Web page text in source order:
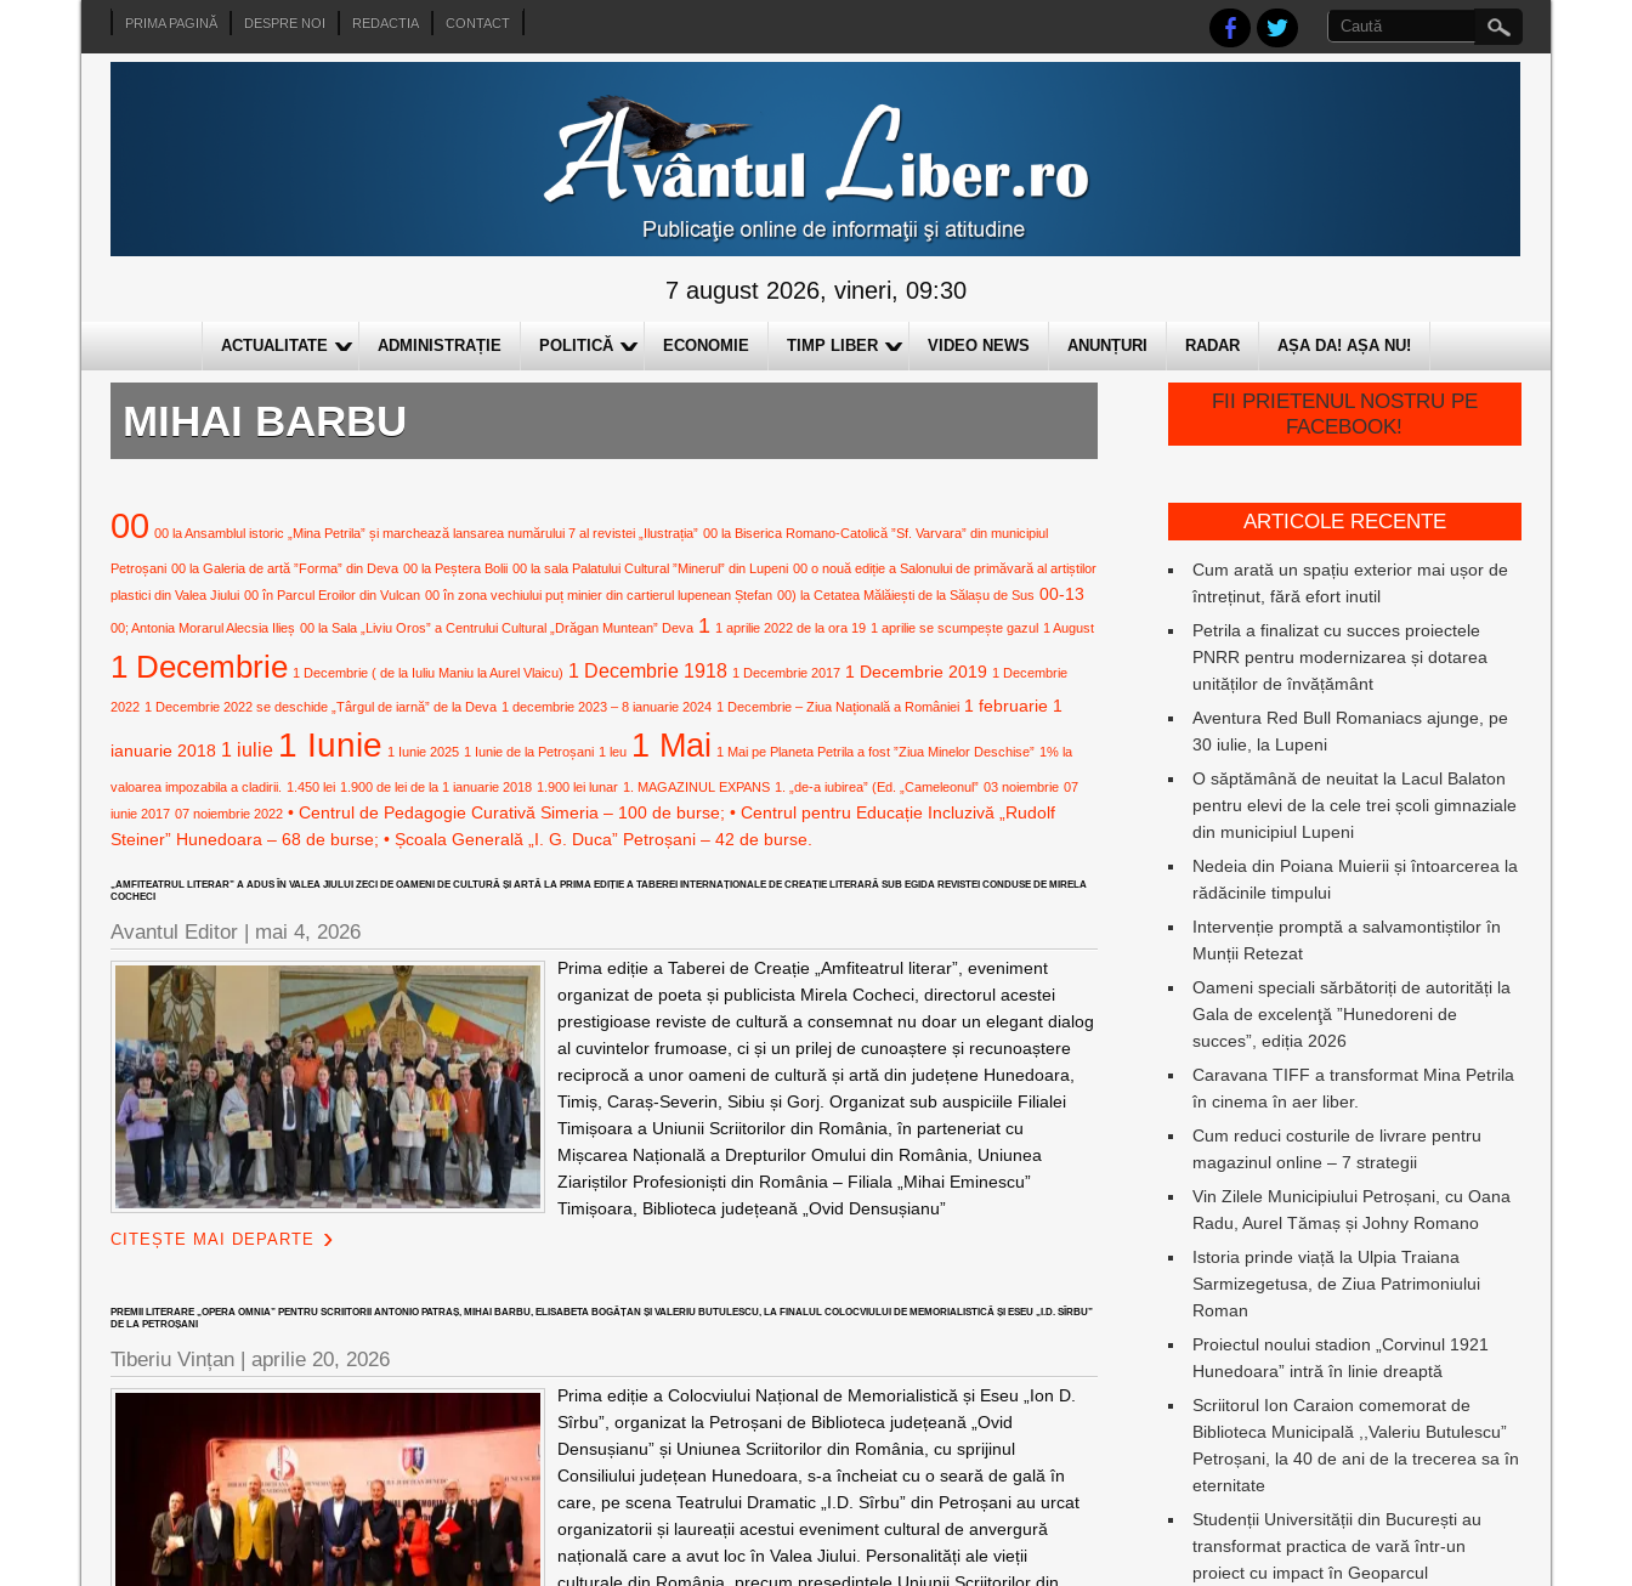
PRIMA PAGINĂ DESPRE NOI REDACTIA CONTACT
7 august 2026, vineri, 09:30
ACTUALITATE ADMINISTRAȚIE POLITICĂ ECONOMIE TIMP LIBER VIDEO NEWS ANUNȚURI RADAR AȘA DA! AȘA NU!
MIHAI BARBU
00 00 la Ansamblul istoric „Mina Petrila” și marchează lansarea numărului 7 al revistei „Ilustrația” 00 la Biserica Romano-Catolică ”Sf. Varvara” din municipiul
Petroșani 00 la Galeria de artă ”Forma” din Deva 00 la Peștera Bolii 00 la sala Palatului Cultural ”Minerul” din Lupeni 00 o nouă ediție a Salonului de primăvară al artiștilor
plastici din Valea Jiului 00 în Parcul Eroilor din Vulcan 00 în zona vechiului puț minier din cartierul lupenean Ștefan 00) la Cetatea Mălăiești de la Sălașu de Sus 00-13
00; Antonia Morarul Alecsia Ilieș 00 la Sala „Liviu Oros” a Centrului Cultural „Drăgan Muntean” Deva 1 1 aprilie 2022 de la ora 19 1 aprilie se scumpește gazul 1 August
1 Decembrie 1 Decembrie ( de la Iuliu Maniu la Aurel Vlaicu) 1 Decembrie 1918 1 Decembrie 2017 1 Decembrie 2019 1 Decembrie
2022 1 Decembrie 2022 se deschide „Târgul de iarnă” de la Deva 1 decembrie 2023 – 8 ianuarie 2024 1 Decembrie – Ziua Națională a României 1 februarie 1
ianuarie 2018 1 iulie 1 Iunie 1 Iunie 2025 1 Iunie de la Petroșani 1 leu 1 Mai 1 Mai pe Planeta Petrila a fost ”Ziua Minelor Deschise” 1% la
valoarea impozabila a cladirii. 1.450 lei 1.900 de lei de la 1 ianuarie 2018 1.900 lei lunar 1. MAGAZINUL EXPANS 1. „de-a iubirea” (Ed. „Cameleonul” 03 noiembrie 07
iunie 2017 07 noiembrie 2022 • Centrul de Pedagogie Curativă Simeria – 100 de burse; • Centrul pentru Educație Incluzivă „Rudolf
Steiner” Hunedoara – 68 de burse; • Școala Generală „I. G. Duca” Petroșani – 42 de burse.
„AMFITEATRUL LITERAR” A ADUS ÎN VALEA JIULUI ZECI DE OAMENI DE CULTURĂ ȘI ARTĂ LA PRIMA EDIȚIE A TABEREI INTERNAȚIONALE DE CREAȚIE LITERARĂ SUB EGIDA REVISTEI CONDUSE DE MIRELA
COCHECI
Avantul Editor | mai 4, 2026
Prima ediție a Taberei de Creație „Amfiteatrul literar”, eveniment
organizat de poeta și publicista Mirela Cocheci, directorul acestei
prestigioase reviste de cultură a consemnat nu doar un elegant dialog
al cuvintelor frumoase, ci și un prilej de cunoaștere și recunoaștere
reciprocă a unor oameni de cultură și artă din județene Hunedoara,
Timiș, Caraș-Severin, Sibiu și Gorj. Organizat sub auspiciile Filialei
Timișoara a Uniunii Scriitorilor din România, în parteneriat cu
Mișcarea Națională a Drepturilor Omului din România, Uniunea
Ziariștilor Profesioniști din România – Filiala „Mihai Eminescu”
Timișoara, Biblioteca județeană „Ovid Densușianu”
CITEȘTE MAI DEPARTE
PREMII LITERARE „OPERA OMNIA” PENTRU SCRIITORII ANTONIO PATRAȘ, MIHAI BARBU, ELISABETA BOGĂȚAN ȘI VALERIU BUTULESCU, LA FINALUL COLOCVIULUI DE MEMORIALISTICĂ ȘI ESEU „I.D. SÎRBU”
DE LA PETROȘANI
Tiberiu Vințan |aprilie 20, 2026
Prima ediție a Colocviului Național de Memorialistică și Eseu „Ion D.
Sîrbu”, organizat la Petroșani de Biblioteca județeană „Ovid
Densușianu” și Uniunea Scriitorilor din România, cu sprijinul
Consiliului județean Hunedoara, s-a încheiat cu o seară de gală în
care, pe scena Teatrului Dramatic „I.D. Sîrbu” din Petroșani au urcat
organizatorii și laureații acestui eveniment cultural de anvergură
națională care a avut loc în Valea Jiului. Personalități ale vieții
FII PRIETENUL NOSTRU PE
FACEBOOK!
ARTICOLE RECENTE
Cum arată un spațiu exterior mai ușor de
întreținut, fără efort inutil
Petrila a finalizat cu succes proiectele
PNRR pentru modernizarea și dotarea
unităților de învățământ
Aventura Red Bull Romaniacs ajunge, pe
30 iulie, la Lupeni
O săptămână de neuitat la Lacul Balaton
pentru elevi de la cele trei școli gimnaziale
din municipiul Lupeni
Nedeia din Poiana Muierii și întoarcerea la
rădăcinile timpului
Intervenție promptă a salvamontiștilor în
Munții Retezat
Oameni speciali sărbătoriți de autorități la
Gala de excelenţă ”Hunedoreni de
succes”, ediția 2026
Caravana TIFF a transformat Mina Petrila
în cinema în aer liber.
Cum reduci costurile de livrare pentru
magazinul online – 7 strategii
Vin Zilele Municipiului Petroșani, cu Oana
Radu, Aurel Tămaș și Johny Romano
Istoria prinde viață la Ulpia Traiana
Sarmizegetusa, de Ziua Patrimoniului
Roman
Proiectul noului stadion „Corvinul 1921
Hunedoara” intră în linie dreaptă
Scriitorul Ion Caraion comemorat de
Biblioteca Municipală ,,Valeriu Butulescu”
Petroșani, la 40 de ani de la trecerea sa în
eternitate
Studenții Universității din București au
transformat practica de vară într-un
proiect cu impact în Geoparcul